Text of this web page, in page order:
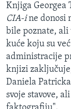
Knjiga Georgea
CIA-ine donosi
bile poznate,
kuće koju su
administracije
knjizi
Daniela
svoje stavove,